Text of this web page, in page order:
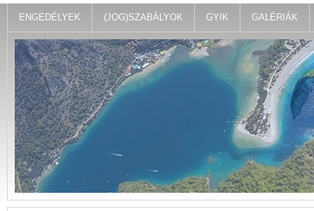
ENGEDÉLYEK (JOG)SZABÁLYOK GYIK GALÉRIÁK